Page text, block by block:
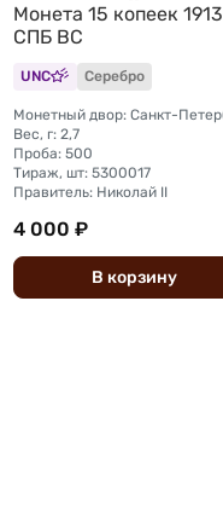
Монета 15 копеек 1913
СПБ ВС
UNC Серебро
Вес, г: 2,7
Проба: 500
Тираж, шт: 5300017
Правитель: Николай II
4 000 ₽
В корзину